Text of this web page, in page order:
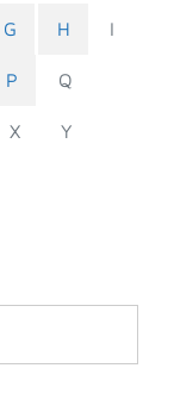
G H I
P Q
X Y